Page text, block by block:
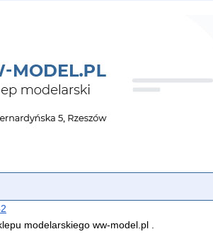
modelarskiego ww-model.pl .